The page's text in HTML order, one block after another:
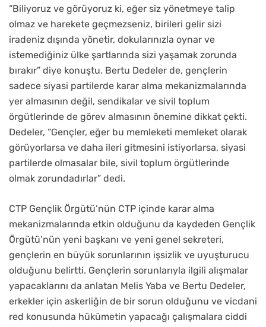
“Biliyoruz ve görüyoruz ki, eğer siz yönetmeye talip
olmaz ve harekete geçmezseniz, birileri gelir sizi
iradeniz dışında yönetir, dokularınızla oynar ve
istemediğiniz ülke şartlarında sizi yaşamak zorunda
bırakır” diye konuştu. Bertu Dedeler de, gençlerin
sadece siyasi partilerde karar alma mekanizmalarında
yer almasının değil, sendikalar ve sivil toplum
örgütlerinde de görev almasının önemine dikkat çekti.
Dedeler, “Gençler, eğer bu memleketi memleket olarak
görüyorlarsa ve daha ileri gitmesini istiyorlarsa, siyasi
partilerde olmasalar bile, sivil toplum örgütlerinde
olmak zorundadırlar” dedi.
CTP Gençlik Örgütü’nün CTP içinde karar alma
mekanizmalarında etkin olduğunu da kaydeden Gençlik
Örgütü’nün yeni başkanı ve yeni genel sekreteri,
gençlerin en büyük sorunlarının işsizlik ve uyuşturucu
olduğunu belirtti. Gençlerin sorunlarıyla ilgili alışmalar
yapacaklarını da anlatan Melis Yaba ve Bertu Dedeler,
erkekler için askerliğin de bir sorun olduğunu ve vicdani
red konusunda hükümetin yapacağı çalışmalara ciddi